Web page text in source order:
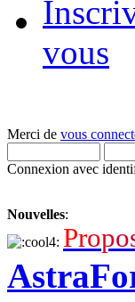
Merci de vous
Connexion avec
Nouvelles:
Propo